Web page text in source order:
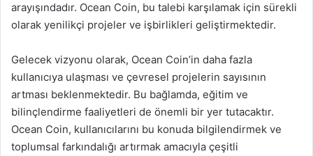
arayışındadır. Ocean Coin, bu talebi karşılamak için sürekli
olarak yenilikçi projeler ve işbirlikleri geliştirmektedir.
Gelecek vizyonu olarak, Ocean Coin’in daha fazla
kullanıcıya ulaşması ve çevresel projelerin sayısının
artması beklenmektedir. Bu bağlamda, eğitim ve
bilinçlendirme faaliyetleri de önemli bir yer tutacaktır.
Ocean Coin, kullanıcılarını bu konuda bilgilendirmek ve
toplumsal farkındalığı artırmak amacıyla çeşitli